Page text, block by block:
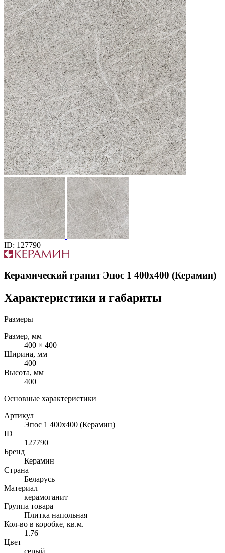
ID: 127790
Керамический гранит Эпос 1 400х400 (Керамин)
Характеристики и габариты
Размеры
Размер, мм
400 × 400
Ширина, мм
400
Высота, мм
400
Основные характеристики
Артикул
Эпос 1 400х400 (Керамин)
ID
127790
Бренд
Керамин
Страна
Беларусь
Материал
керамоганит
Группа товара
Плитка напольная
Кол-во в коробке, кв.м.
1.76
Цвет
серый